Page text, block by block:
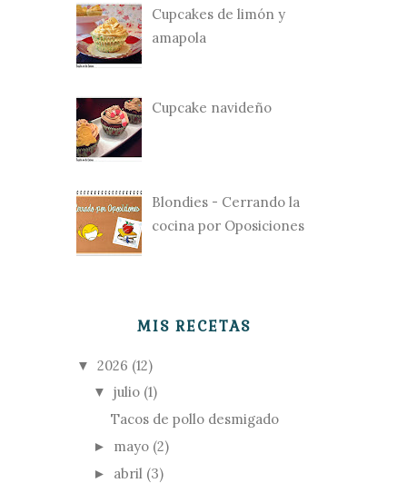
Cupcakes de limón y
amapola
Cupcake navideño
Blondies - Cerrando la
cocina por Oposiciones
MIS RECETAS
▼ 2026 (12)
▼ julio (1)
Tacos de pollo desmigado
► mayo (2)
► abril (3)